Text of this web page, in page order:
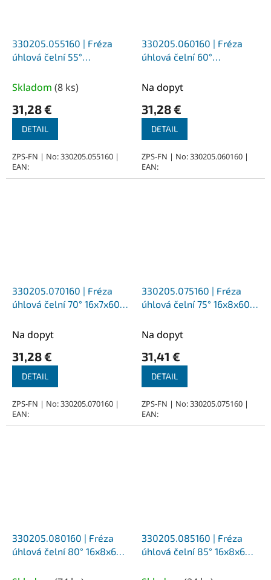
330205.055160 | Fréza
úhlová čelní 55°
HSSCo5, N
Skladom (8 ks)
31,28 €
DETAIL
ZPS-FN | No: 330205.055160 |
EAN:
330205.060160 | Fréza
úhlová čelní 60°
HSSCo5, N
Na dopyt
31,28 €
DETAIL
ZPS-FN | No: 330205.060160 |
EAN:
330205.070160 | Fréza
úhlová čelní 70° 16x7x60,
Na dopyt
31,28 €
DETAIL
ZPS-FN | No: 330205.070160 |
EAN:
330205.075160 | Fréza
úhlová čelní 75° 16x8x60,
Na dopyt
31,41 €
DETAIL
ZPS-FN | No: 330205.075160 |
EAN:
330205.080160 | Fréza
úhlová čelní 80° 16x8x60,
330205.085160 | Fréza
úhlová čelní 85° 16x8x60,